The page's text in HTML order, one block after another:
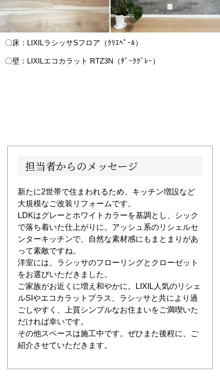
〇床：LIXILラシッサSフロア（ｸﾘｴﾍﾟｰﾙ）
〇壁：LIXILエコカラット RTZ3N（ﾀﾞｰｸｸﾞﾚｰ）
担当者からのメッセージ
新たに2世帯で住まわれるため、キッチン増設など
大規模なご改装リフォームです。
LDKはグレーとホワイトカラーを基調とし、シック
で落ち着いた仕上がりに。アッシュ系のリシェルセ
ンターキッチンで、自然な素材感にもまとまりがあ
って素敵ですね。
洋室には、ラシッサのフローリングとクローゼット
をお選びいただきました。
ご家族がお近くに増え和やかに。LIXIL人気のリシェ
ルSIやエコカラットプラス、ラシッサと共により過
ごしやすく、上質シンプルなお住まいをご満喫いた
だければ幸いです。
その他スペースは施工中です。ぜひまた後程に、ご
紹介させていただきます。